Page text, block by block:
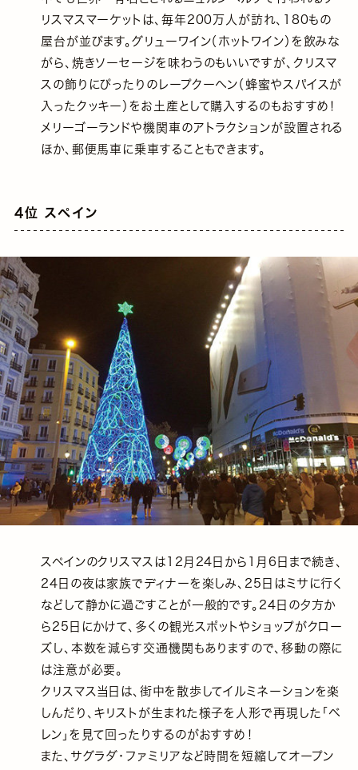
リスマスマーケットは、毎年200万人が訪れ、180もの
屋台が並びます。グリューワイン（ホットワイン）を飲みな
がら、焼きソーセージを味わうのもいいですが、クリスマ
スの飾りにぴったりのレープクーヘン（蜂蜜やスパイスが
入ったクッキー）をお土産として購入するのもおすすめ！
メリーゴーランドや機関車のアトラクションが設置される
ほか、郵便馬車に乗車することもできます。
4位 スペイン
スペインのクリスマスは12月24日から1月6日まで続き、
24日の夜は家族でディナーを楽しみ、25日はミサに行く
などして静かに過ごすことが一般的です。24日の夕方か
ら25日にかけて、多くの観光スポットやショップがクロー
ズし、本数を減らす交通機関もありますので、移動の際に
は注意が必要。
クリスマス当日は、街中を散歩してイルミネーションを楽
しんだり、キリストが生まれた様子を人形で再現した「ベ
レン」を見て回ったりするのがおすすめ！
また、サグラダ・ファミリアなど時間を短縮してオープン